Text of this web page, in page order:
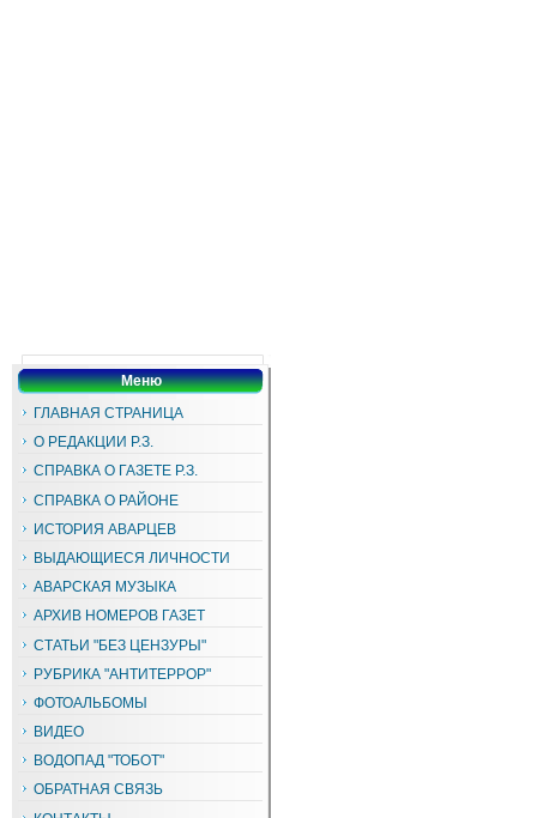
Меню
ГЛАВНАЯ СТРАНИЦА
О РЕДАКЦИИ Р.З.
СПРАВКА О ГАЗЕТЕ Р.З.
СПРАВКА О РАЙОНЕ
ИСТОРИЯ АВАРЦЕВ
ВЫДАЮЩИЕСЯ ЛИЧНОСТИ
АВАРСКАЯ МУЗЫКА
АРХИВ НОМЕРОВ ГАЗЕТ
СТАТЬИ "БЕЗ ЦЕНЗУРЫ"
РУБРИКА "АНТИТЕРРОР"
ФОТОАЛЬБОМЫ
ВИДЕО
ВОДОПАД "ТОБОТ"
ОБРАТНАЯ СВЯЗЬ